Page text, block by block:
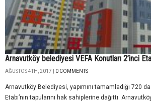
Arnavutköy belediyesi VEFA Konutları 2’inci
AĞUSTOS 4TH, 2017 | 0 COMMENTS
Arnavutköy Belediyesi, yapımını tamamladığı 720
Etabı’nın tapularını hak sahiplerine dağıttı.